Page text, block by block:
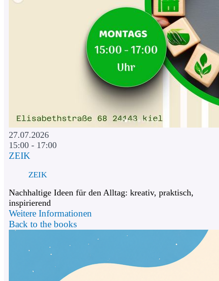
27.07.2026
15:00 - 17:00
ZEIK
ZEIK
Nachhaltige Ideen für den Alltag: kreativ, praktisch,
inspirierend
Weitere Informationen
Back to the books